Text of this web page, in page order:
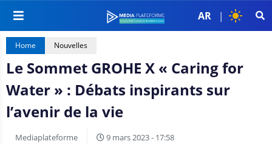
AR |
Home Nouvelles
Le Sommet GROHE X « Caring for
Water » : Débats inspirants sur
l’avenir de la vie
Mediaplateforme 9 mars 2023 - 17:58